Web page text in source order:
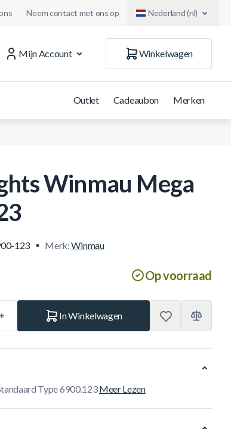
Neem contact met ons op Nederland (nl)
Mijn Account
Winkelwagen
Outlet Cadeaubon Merken
Winmau Mega
123 Merk:Winmau
Op voorraad
In Winkelwagen
Type 6900.123Meer Lezen